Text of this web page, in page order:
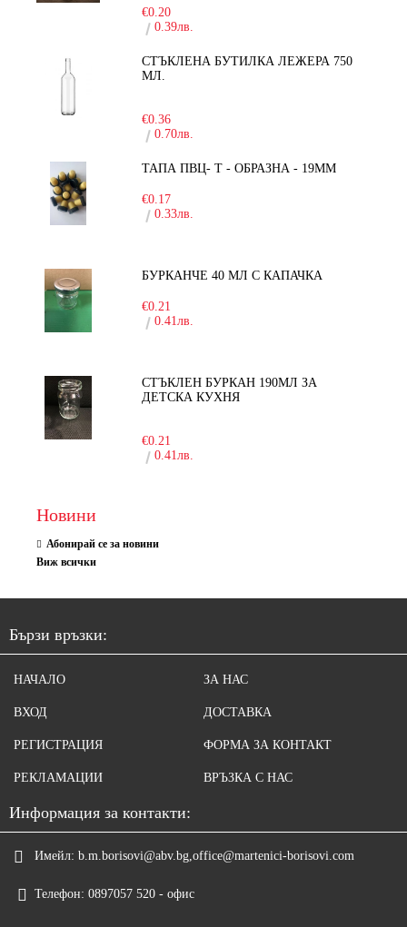
€0.20
0.39лв.
СТЪКЛЕНА БУТИЛКА ЛЕЖЕРА 750
МЛ.
€0.36
0.70лв.
ТАПА ПВЦ- Т - ОБРАЗНА - 19ММ
€0.17
0.33лв.
БУРКАНЧЕ 40 МЛ С КАПАЧКА
€0.21
0.41лв.
СТЪКЛЕН БУРКАН 190МЛ ЗА
ДЕТСКА КУХНЯ
€0.21
0.41лв.
Новини
Абонирай се за новини
Виж всички
Бързи връзки:
НАЧАЛО
ВХОД
РЕГИСТРАЦИЯ
РЕКЛАМАЦИИ
ЗА НАС
ДОСТАВКА
ФОРМА ЗА КОНТАКТ
ВРЪЗКА С НАС
Информация за контакти:
Имейл: b.m.borisovi@abv.bg,office@martenici-borisovi.com
Телефон: 0897057 520 - офис